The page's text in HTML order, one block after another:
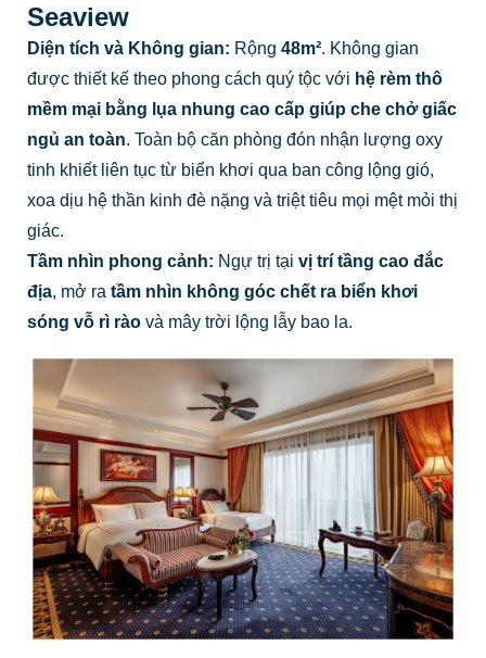
Seaview
Diện tích và Không gian: Rộng 48m². Không gian
được thiết kế theo phong cách quý tộc với hệ rèm thô
mềm mại bằng lụa nhung cao cấp giúp che chở giấc
ngủ an toàn. Toàn bộ căn phòng đón nhận lượng oxy
tinh khiết liên tục từ biển khơi qua ban công lộng gió,
xoa dịu hệ thần kinh đè nặng và triệt tiêu mọi mệt mỏi thị
giác.
Tầm nhìn phong cảnh: Ngự trị tại vị trí tầng cao đắc
địa, mở ra tầm nhìn không góc chết ra biển khơi
sóng vỗ rì ràovà mây trời lộng lẫy bao la.